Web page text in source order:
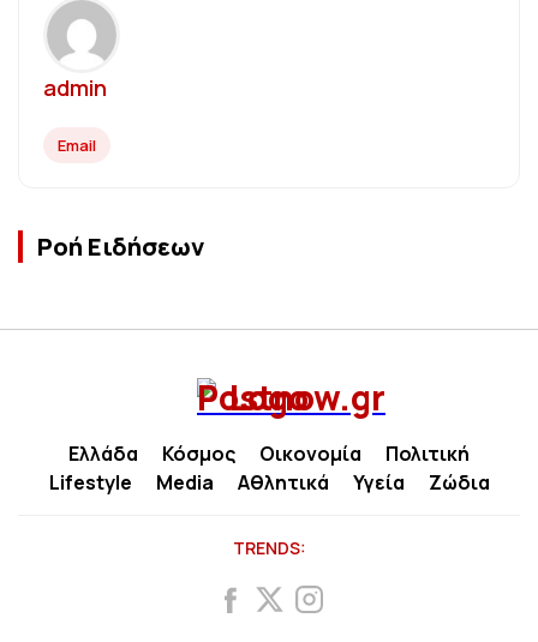
admin
Email
Ροή Ειδήσεων
Ελλάδα Κόσμος Οικονομία
Πολιτική
Lifestyle
Media Αθλητικά Υγεία Ζώδια
TRENDS: